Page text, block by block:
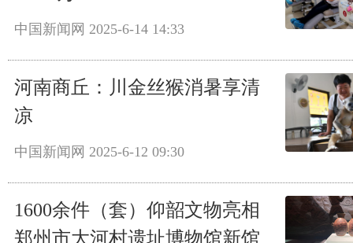
中国新闻网 2025-6-14 14:33
河南商丘：川金丝猴消暑享清
凉
中国新闻网 2025-6-12 09:30
1600余件（套）仰韶文物亮相
郑州市大河村遗址博物馆新馆